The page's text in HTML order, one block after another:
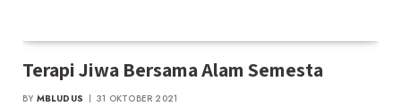
Terapi Jiwa Bersama Alam Semesta
BY MBLUDUS 31 OKTOBER 2021